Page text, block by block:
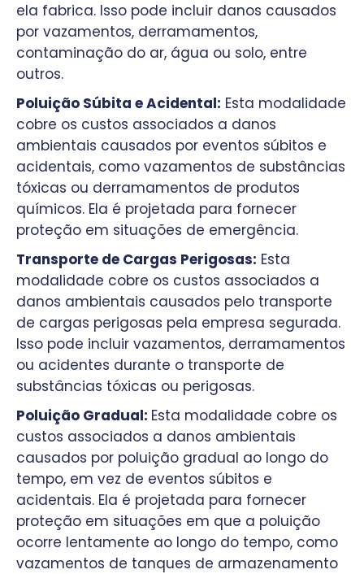
ela fabrica. Isso pode incluir danos causados
por vazamentos, derramamentos,
contaminação do ar, água ou solo, entre
outros.
Poluição Súbita e Acidental: Esta modalidade
cobre os custos associados a danos
ambientais causados por eventos súbitos e
acidentais, como vazamentos de substâncias
tóxicas ou derramamentos de produtos
químicos. Ela é projetada para fornecer
proteção em situações de emergência.
Transporte de Cargas Perigosas: Esta
modalidade cobre os custos associados a
danos ambientais causados pelo transporte
de cargas perigosas pela empresa segurada.
Isso pode incluir vazamentos, derramamentos
ou acidentes durante o transporte de
substâncias tóxicas ou perigosas.
Poluição Gradual: Esta modalidade cobre os
custos associados a danos ambientais
causados por poluição gradual ao longo do
tempo, em vez de eventos súbitos e
acidentais. Ela é projetada para fornecer
proteção em situações em que a poluição
ocorre lentamente ao longo do tempo, como
vazamentos de tanques de armazenamento